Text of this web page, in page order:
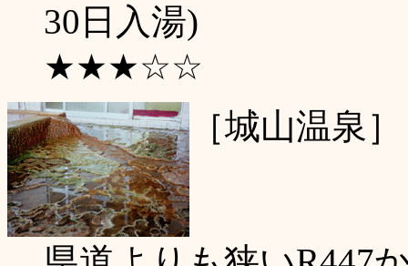
30日入湯)
★★★☆☆
［城山温泉